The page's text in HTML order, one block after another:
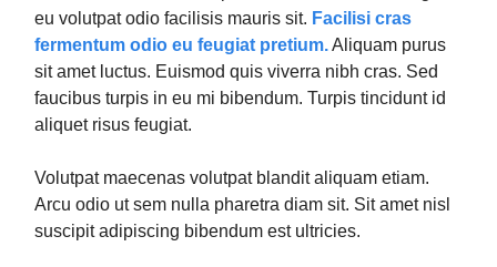
eu volutpat odio facilisis mauris sit. Facilisi cras
fermentum odio eu feugiat pretium.Aliquam purus
sit amet luctus. Euismod quis viverra nibh cras. Sed
faucibus turpis in eu mi bibendum. Turpis tincidunt id
aliquet risus feugiat.
Volutpat maecenas volutpat blandit aliquam etiam.
Arcu odio ut sem nulla pharetra diam sit. Sit amet nisl
suscipit adipiscing bibendum est ultricies.